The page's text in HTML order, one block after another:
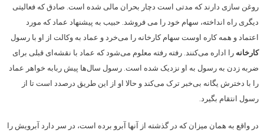
روغن سازی دارند که مدتی است دچار بحران مالی شده است. صادق که فعالیتی
دیگری راه انداخته، سهام خود را می ‌فروشد. حبیب به پیشنهاد عماد که مورد
اعتماد و همه کاره اوست سهام کارخانه را می‌خرد و عماد به وکالت از او با رسول
کارخانه را اداره می‌کنند. رفته رفته معلوم می‌شود که عماد با نقشه‌ای قبلی برای
ضربه زدن به رسول به او نزدیک شده است. رسول سال‌ها پیش ربابه خواهر عماد
را با دخترش یگانه بی‌خبر ترک می‌کند و حالا او از این طریق درصدد است تا از
رسول انتقام بگیرد.
در واقع به همان میزان که در گذشته از آنها آبرو برده است، در سر دارد آبرویش را